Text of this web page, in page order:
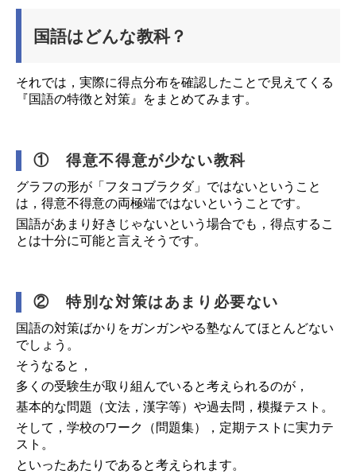
国語はどんな教科？
それでは，実際に得点分布を確認したことで見えてくる
『国語の特徴と対策』をまとめてみます。
① 得意不得意が少ない教科
グラフの形が「フタコブラクダ」ではないということ
は，得意不得意の両極端ではないということです。
国語があまり好きじゃないという場合でも，得点するこ
とは十分に可能と言えそうです。
② 特別な対策はあまり必要ない
国語の対策ばかりをガンガンやる塾なんてほとんどない
でしょう。
そうなると，
多くの受験生が取り組んでいると考えられるのが，
基本的な問題（文法，漢字等）や過去問，模擬テスト。
そして，学校のワーク（問題集），定期テストに実力テ
スト。
といったあたりであると考えられます。